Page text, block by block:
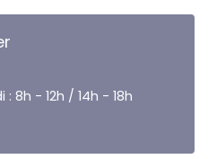
8h - 12h / 14h - 18h